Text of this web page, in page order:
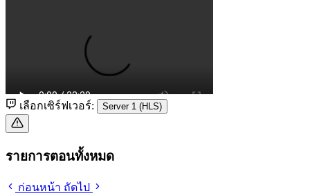
เลือกเซิร์ฟเวอร์: Server 1 (HLS)
รายการตอนทั้งหมด
ก่อนหน้า ถัดไป